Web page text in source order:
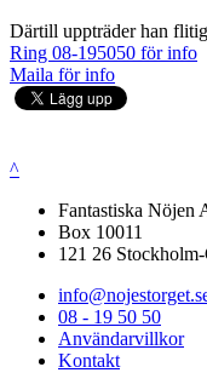
Därtill uppträder han
Ring 08-195050 för info
Maila för info
^
Fantastiska Nöjen
Box 10011
121 26
08 - 19 50 50
Användarvillkor
Kontakt